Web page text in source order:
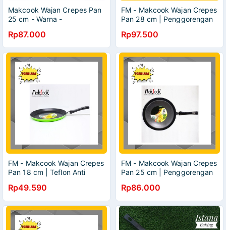
Makcook Wajan Crepes Pan
25 cm - Warna -
Rp87.000
FM - Makcook Wajan Crepes
Pan 28 cm | Penggorengan
Serbaguna
Rp97.500
FM - Makcook Wajan Crepes
Pan 18 cm | Teflon Anti
Rp49.590
FM - Makcook Wajan Crepes
Pan 25 cm | Penggorengan
Rp86.000